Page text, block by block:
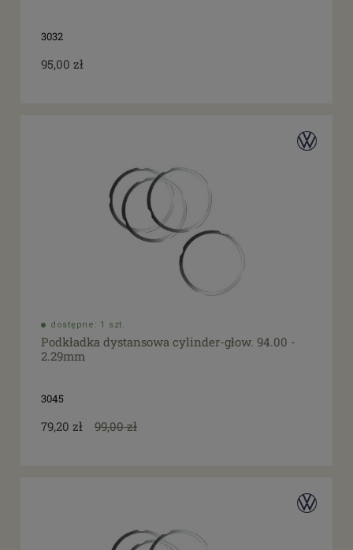
3032
95,00 zł
dostępne: 1 szt.
Podkładka dystansowa cylinder-głow. 94.00 -
2.29mm
3045
79,20 zł 99,00 zł